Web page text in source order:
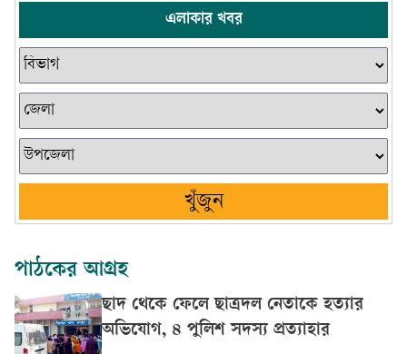
এলাকার খবর
খুঁজুন
পাঠকের আগ্রহ
ছাদ থেকে ফেলে ছাত্রদল নেতাকে হত্যার
অভিযোগ, ৪ পুলিশ সদস্য প্রত্যাহার